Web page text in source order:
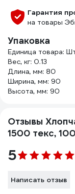
Гарантия
на товары
Упаковка
Единица товара:
Вес, кг: 0.13
Длина, мм: 80
Ширина, мм: 90
Высота, мм: 90
Отзывы
1500 текс,
5
Написать отзыв